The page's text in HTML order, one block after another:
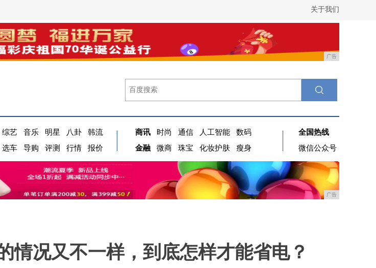
关于我们
广告
综艺 音乐 明星 八卦
韩流
选车 导购 评测 行情 报价
商讯 时尚 通信 人工智能
数码
金融
微商 珠宝 化妆护肤 瘦身
全国热线
微信公众号
广告
情况又不一样，到底怎样才能省电？